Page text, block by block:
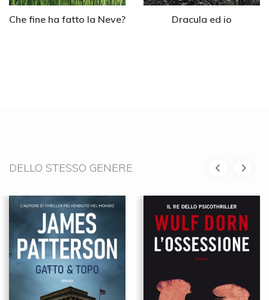
Che fine ha fatto la Neve? Dracula ed io
DELLO STESSO GENERE